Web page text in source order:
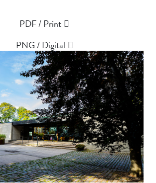
PDF / Print
PNG / Digital